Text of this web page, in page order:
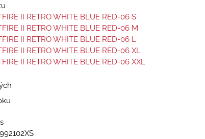
II RETRO WHITE BLUE RED-06 S
II RETRO WHITE BLUE RED-06 M
II RETRO WHITE BLUE RED-06 L
II RETRO WHITE BLUE RED-06 XL
II RETRO WHITE BLUE RED-06 XXL